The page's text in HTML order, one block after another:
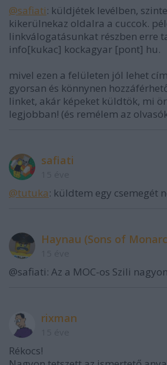
@safiati: küldjétek levélben,
kikerülnekaz oldalra a cuccok.
linkválogatásunkat részben erre
info[kukac] kockagyar [pont] hu.
mivel ezen a felületen jól lehet
gyorsan és könnynen
linket, akár képeket küldtök, mi
legjobban! (és remélem az
safiati
@tutuka: küldtem egy csemegét
Haynau (Sons of
@safiati: Az a MOC-os Szili
rixman
Rékocs!